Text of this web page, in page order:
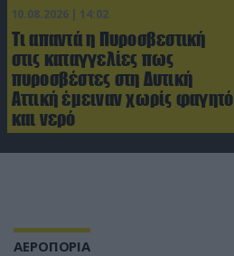
10.08.2026 | 14:02
Τι απαντά η Πυροσβεστική
στις καταγγελίες πως
πυροσβέστες στη Δυτική
Αττική έμειναν χωρίς φαγητό
και νερό
ΑΕΡΟΠΟΡΙΑ